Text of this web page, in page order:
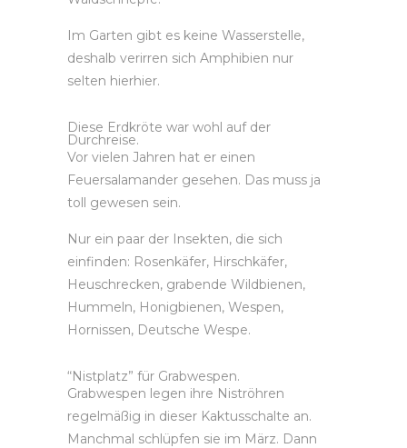
Im Garten gibt es keine Wasserstelle,
deshalb verirren sich Amphibien nur
selten hierhier.
Diese Erdkröte war wohl auf der
Durchreise.
Vor vielen Jahren hat er einen
Feuersalamander gesehen. Das muss ja
toll gewesen sein.
Nur ein paar der Insekten, die sich
einfinden: Rosenkäfer, Hirschkäfer,
Heuschrecken, grabende Wildbienen,
Hummeln, Honigbienen, Wespen,
Hornissen, Deutsche Wespe.
“Nistplatz” für Grabwespen.
Grabwespen legen ihre Niströhren
regelmäßig in dieser Kaktusschalte an.
Manchmal schlüpfen sie im März. Dann